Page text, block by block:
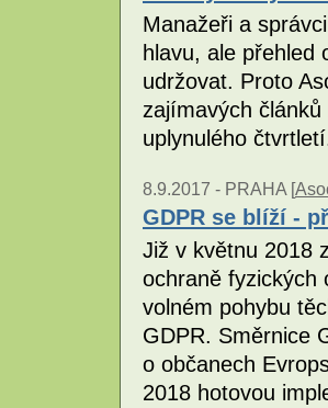
Manažeři a
hlavu, ale přehled
udržovat. Proto
zajímavých
uplynulého
8.9.2017 - PRAHA [
GDPR se blíží -
Již v květnu 2018
ochraně fyzických
volném pohybu
GDPR. Směrnice
o občanech
2018 hotovou